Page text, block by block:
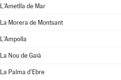
L'Ametlla de Mar
La Morera de Montsant
L'Ampolla
La Nou de Gaià
La Palma d'Ebre